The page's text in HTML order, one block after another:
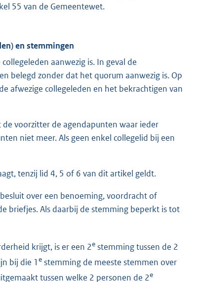
55 van de Gemeentewet.
en stemmingen
aanwezig is. In geval de
belegd zonder dat het quorum aanwezig is. Op
afwezige collegeleden en het bekrachtigen van
voorzitter de agendapunten waar ieder
niet meer. Als geen enkel collegelid bij een
tenzij lid 4, 5 of 6 van dit artikel geldt.
over een benoeming, voordracht of
briefjes. Als daarbij de stemming beperkt is tot
krijgt, is er een 2e stemming tussen de 2
bij die 1 e stemming de meeste stemmen over
tussen welke 2 personen de 2e